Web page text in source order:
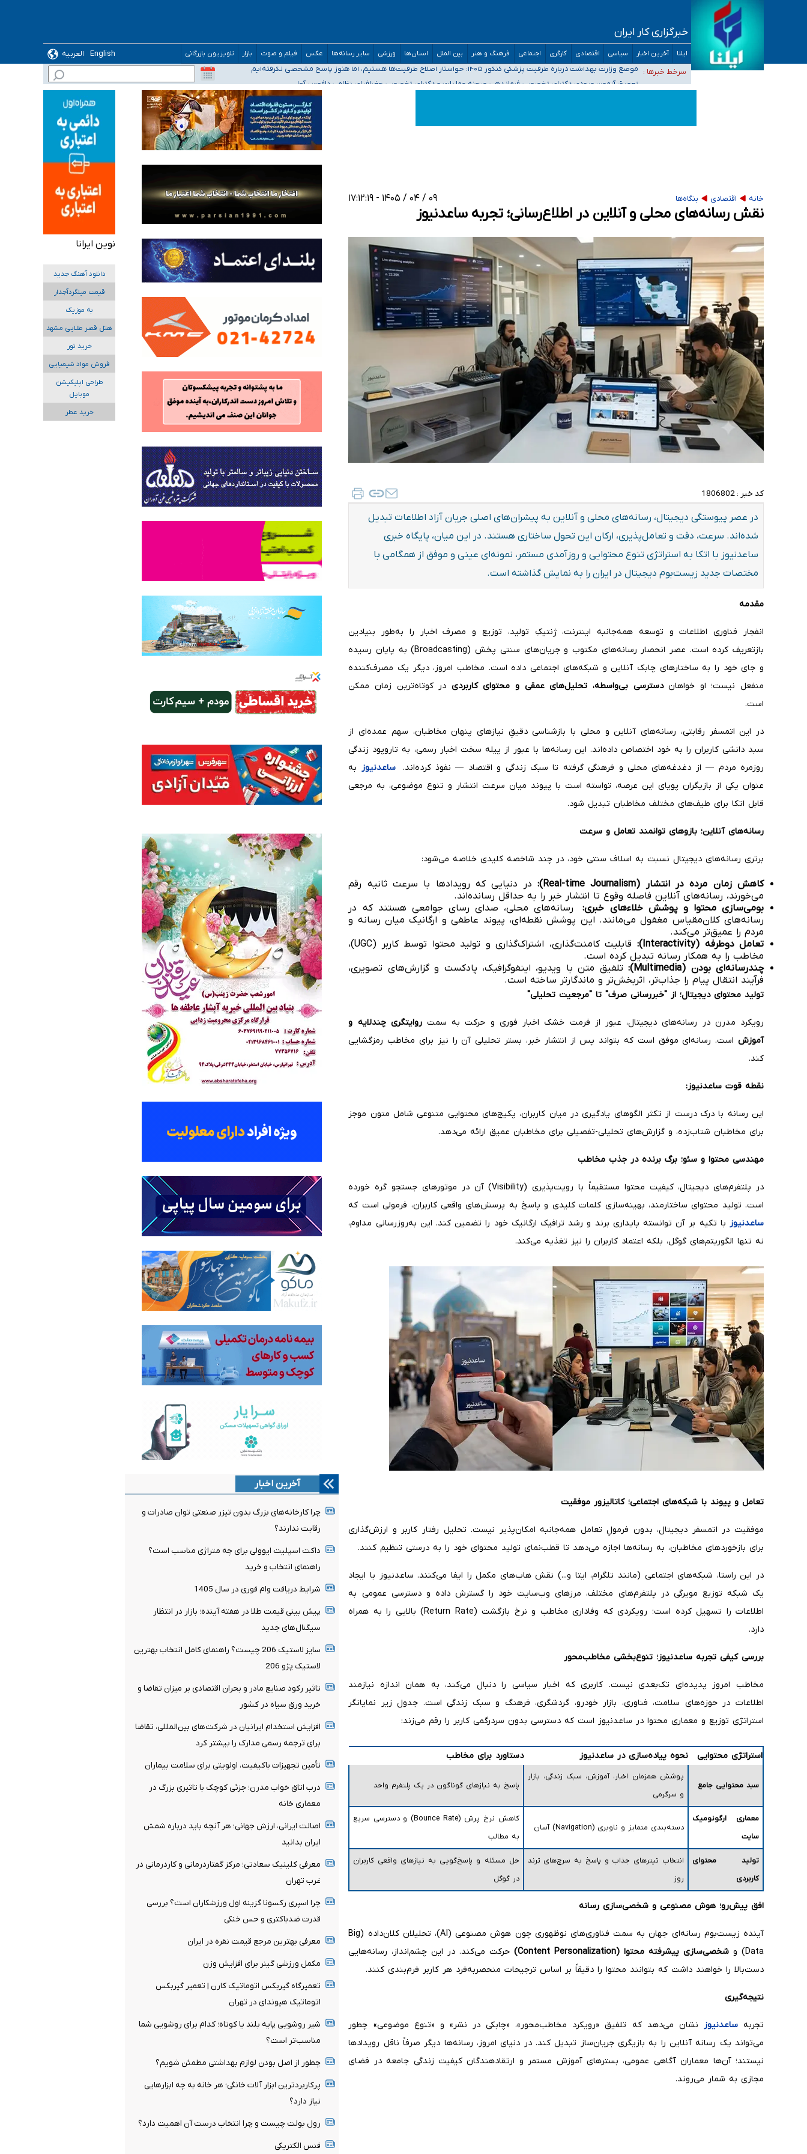
خبرگزاری کار ایران
ایلنا آخرین اخبار سیاسی اقتصادی کارگری اجتماعی فرهنگ و هنر بین الملل استان‌ها ورزشی سایر رسانه‌ها عکس فیلم و صوت بازار تلویزیون بازرگانی English
العربیه
سرخط خبرها :
۴۰ تا ۵۰ روز گرمای نسبی در پیش داریم/ دمای تهران به ۳۸ درجه می‌رسد
موضع وزارت بهداشت درباره ظرفیت پزشکی کنکور ۱۴۰۵: خواستار اصلاح ظرفیت‌ها هستیم، اما هنوز پاسخ مشخصی نگرفته‌ایم
تعویق آزمون ورودی دکترای تخصصی فرماندهی صحنه عملیات و دکترای تخصصی جغرافیای نظامی دافوس آجا
خبرنگاران راویان حقیقت با دغدغه نان، مسکن و بیمه
خانه اقتصادی بنگاه‌ها ۰۹ / ۰۴ / ۱۴۰۵ - ۱۷:۱۲:۱۹
نقش رسانه‌های محلی و آنلاین در اطلاع‌رسانی؛ تجربه ساعدنیوز
کد خبر : 1806802
در عصر پیوستگی دیجیتال، رسانه‌های محلی و آنلاین به پیشران‌های اصلی جریان آزاد اطلاعات تبدیل
شده‌اند. سرعت، دقت و تعامل‌پذیری، ارکان این تحول ساختاری هستند. در این میان، پایگاه خبری
ساعدنیوز با اتکا به استراتژی تنوع محتوایی و روزآمدی مستمر، نمونه‌ای عینی و موفق از همگامی با
مختصات جدید زیست‌بوم دیجیتال در ایران را به نمایش گذاشته است.
مقدمه
انفجار فناوری اطلاعات و توسعه همه‌جانبه اینترنت، ژنتیکِ تولید، توزیع و مصرف اخبار را به‌طور بنیادین
بازتعریف کرده است. عصر انحصار رسانه‌های مکتوب و جریان‌های سنتی پخش (Broadcasting) به پایان رسیده
و جای خود را به ساختارهای چابک آنلاین و شبکه‌های اجتماعی داده است. مخاطب امروز، دیگر یک مصرف‌کننده
منفعل نیست؛ او خواهاندسترسی بی‌واسطه، تحلیل‌های عمقی و محتوای کاربردی در کوتاه‌ترین زمان ممکن
است.
در این اتمسفر رقابتی، رسانه‌های آنلاین و محلی با بازشناسی دقیقِ نیازهای پنهان مخاطبان، سهم عمده‌ای از
سبد دانشی کاربران را به خود اختصاص داده‌اند. این رسانه‌ها با عبور از پیله سخت اخبار رسمی، به تاروپود زندگی
روزمره مردم — از دغدغه‌های محلی و فرهنگی گرفته تا سبک زندگی و اقتصاد — نفوذ کرده‌اند.ساعدنیوز به
عنوان یکی از بازیگران پویای این عرصه، تواسته است با پیوند میان سرعت انتشار و تنوع موضوعی، به مرجعی
قابل اتکا برای طیف‌های مختلف مخاطبان تبدیل شود.
رسانه‌های آنلاین؛ بازوهای توانمند تعامل و سرعت
برتری رسانه‌های دیجیتال نسبت به اسلاف سنتی خود، در چند شاخصه کلیدی خلاصه می‌شود:
کاهش زمان مرده در انتشار (Real-time Journalism)
:در دنیایی که رویدادها با سرعت ثانیه رقم
می‌خورند، رسانه‌های آنلاین فاصله وقوع تا انتشار خبر را به حداقل رسانده‌اند.
بومی‌سازی محتوا و پوشش خلاءهای خبری:رسانه‌های محلی، صدای رسای جوامعی هستند که در
رسانه‌های کلان‌مقیاس مغفول می‌مانند. این پوشش نقطه‌ای، پیوند عاطفی و ارگانیک میان رسانه و
مردم را عمیق‌تر می‌کند.
تعامل دوطرفه (Interactivity)
:
قابلیت کامنت‌گذاری، اشتراک‌گذاری و تولید محتوا توسط کاربر (UGC)،
مخاطب را به همکار رسانه تبدیل کرده است.
چندرسانه‌ای بودن (Multimedia)
:تلفیق متن با ویدیو، اینفوگرافیک، پادکست و گزارش‌های تصویری،
فرآیند انتقال پیام را جذاب‌تر، اثربخش‌تر و ماندگارتر ساخته است.
تولید محتوای دیجیتال؛ از "خبررسانی صرف" تا "مرجعیت تحلیلی"
رویکرد مدرن در رسانه‌های دیجیتال، عبور از فرمت خشک اخبار فوری و حرکت به سمتروایتگری چندلایه و
آموزش است. رسانه‌ای موفق است که بتواند پس از انتشار خبر، بستر تحلیلی آن را نیز برای مخاطب رمزگشایی
کند.
نقطه قوت ساعدنیوز:
این رسانه با درک درست از تکثر الگوهای یادگیری در میان کاربران، پکیج‌های محتوایی متنوعی شامل متون موجز
برای مخاطبان شتاب‌زده، و گزارش‌های تحلیلی-تفصیلی برای مخاطبان عمیق ارائه می‌دهد.
مهندسی محتوا و سئو؛ برگ برنده در جذب مخاطب
در پلتفرم‌های دیجیتال، کیفیت محتوا مستقیماً با رویت‌پذیری (Visibility) آن در موتورهای جستجو گره خورده
است. تولید محتوای ساختارمند، بهینه‌سازی کلمات کلیدی و پاسخ به پرسش‌های واقعی کاربران، فرمولی است که
ساعدنیوز با تکیه بر آن توانسته پایداری برند و رشد ترافیک ارگانیک خود را تضمین کند. این به‌روزرسانی مداوم،
نه تنها الگوریتم‌های گوگل، بلکه اعتماد کاربران را نیز تغذیه می‌کند.
تعامل و پیوند با شبکه‌های اجتماعی؛ کاتالیزور موفقیت
موفقیت در اتمسفر دیجیتال، بدون فرمولِ تعامل همه‌جانبه امکان‌پذیر نیست. تحلیل رفتار کاربر و ارزش‌گذاری
برای بازخوردهای مخاطبان، به رسانه‌ها اجازه می‌دهد تا قطب‌نمای تولید محتوای خود را به درستی تنظیم کنند.
در این راستا، شبکه‌های اجتماعی (مانند تلگرام، ایتا و...) نقش هاب‌های مکمل را ایفا می‌کنند. ساعدنیوز با ایجاد
یک شبکه توزیع مویرگی در پلتفرم‌های مختلف، مرزهای وب‌سایت خود را گسترش داده و دسترسی عمومی به
اطلاعات را تسهیل کرده است؛ رویکردی که وفاداری مخاطب و نرخ بازگشت (Return Rate) بالایی را به همراه
دارد.
بررسی کیفی تجربه ساعدنیوز؛ تنوع‌بخشی مخاطب‌محور
مخاطب امروز پدیده‌ای تک‌بعدی نیست. کاربری که اخبار سیاسی را دنبال می‌کند، به همان اندازه نیازمند
اطلاعات در حوزه‌های سلامت، فناوری، بازار خودرو، گردشگری، فرهنگ و سبک زندگی است. جدول زیر نمایانگر
استراتژی توزیع و معماری محتوا در ساعدنیوز است که دسترسی بدون سردرگمی کاربر را رقم می‌زند:
استراتژی محتوایی نحوه پیاده‌سازی در ساعدنیوز دستاورد برای مخاطب
سبد محتوایی جامع
پوشش همزمان اخبار، آموزش، سبک زندگی، بازار
و سرگرمی
پاسخ به نیازهای گوناگون در یک پلتفرم واحد
معماری ارگونومیک
سایت
دسته‌بندی متمایز و ناوبری (Navigation) آسان
کاهش نرخ پرش (Bounce Rate) و دسترسی سریع
به مطالب
تولید محتوای
کاربردی
انتخاب تیترهای جذاب و پاسخ به سرچ‌های ترند
روز
حل مسئله و پاسخ‌گویی به نیازهای واقعی کاربران
در گوگل
افق پیش‌رو؛ هوش مصنوعی و شخصی‌سازی رسانه
آینده زیست‌بوم رسانه‌ای جهان به سمت فناوری‌های نوظهوری چون هوش مصنوعی (AI)، تحلیلان کلان‌داده (Big
Data) و
شخصی‌سازی پیشرفته محتوا(Content Personalization)
حرکت می‌کند. در این چشم‌انداز، رسانه‌هایی
دست‌بالا را خواهند داشت که بتوانند محتوا را دقیقاً بر اساس ترجیحات منحصربه‌فرد هر کاربر فرم‌بندی کنند.
نتیجه‌گیری
تجربهساعدنیوز نشان می‌دهد که تلفیق «رویکرد مخاطب‌محور»، «چابکی در نشر» و «تنوع موضوعی» چطور
می‌تواند یک رسانه آنلاین را به بازیگری جریان‌ساز تبدیل کند. در دنیای امروز، رسانه‌ها دیگر صرفاً ناقل رویدادها
نیستند؛ آن‌ها معماران آگاهی عمومی، بسترهای آموزش مستمر و ارتقادهندگان کیفیت زندگی جامعه در فضای
مجازی به شمار می‌روند.
آخرین اخبار
چرا کارخانه‌های بزرگ بدون تیزر صنعتی توان صادرات و
رقابت ندارند؟
داکت اسپلیت ایوولی برای چه متراژی مناسب است؟
راهنمای انتخاب و خرید
شرایط دریافت وام فوری در سال 1405
پیش بینی قیمت طلا در هفته آینده؛ بازار در انتظار
سیگنال‌های جدید
سایز لاستیک 206 چیست؟ راهنمای کامل انتخاب بهترین
لاستیک پژو 206
تاثیر رکود صنایع مادر و بحران اقتصادی بر میزان تقاضا و
خرید ورق سیاه در کشور
افزایش استخدام ایرانیان در شرکت‌های بین‌المللی، تقاضا
برای ترجمه رسمی مدارک را بیشتر کرد
تأمین تجهیزات باکیفیت، اولویتی برای سلامت بیماران
درب اتاق خواب مدرن؛ جزئی کوچک با تاثیری بزرگ در
معماری خانه
اصالت ایرانی، ارزش جهانی؛ هر آنچه باید درباره شمش
ایران بدانید
معرفی کلینیک سعادتی؛ مرکز گفتاردرمانی و کاردرمانی در
غرب تهران
چرا اسپری رکسونا گزینه اول ورزشکاران است؟ بررسی
قدرت ضدباکتری و حس خنکی
معرفی بهترین مرجع قیمت نقره در ایران
مکمل ورزشی گینر برای افزایش وزن
تعمیرگاه گیربکس اتوماتیک کارن | تعمیر گیربکس
اتوماتیک هیوندای در تهران
شیر روشویی پایه بلند یا کوتاه؛ کدام برای روشویی شما
مناسب‌تر است؟
چطور از اصل بودن لوازم بهداشتی مطمئن شویم؟
پرکاربردترین ابزار آلات خانگی؛ هر خانه به چه ابزارهایی
نیاز دارد؟
رول بولت چیست و چرا انتخاب درست آن اهمیت دارد؟
فنس الکتریکی
نوین ایرانا
دانلود آهنگ جدید
قیمت میلگردآجدار
به موزیک
هتل قصر طلایی مشهد
خرید تور
فروش مواد شیمیایی
طراحی اپلیکیشن
موبایل
خرید عطر